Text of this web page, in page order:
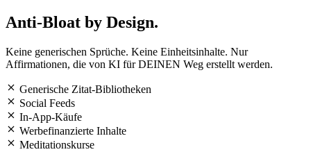
Anti-Bloat by Design.
Keine generischen Sprüche. Keine Einheitsinhalte. Nur
Affirmationen, die von KI für DEINEN Weg erstellt werden.
Generische Zitat-Bibliotheken
Social Feeds
In-App-Käufe
Werbefinanzierte Inhalte
Meditationskurse